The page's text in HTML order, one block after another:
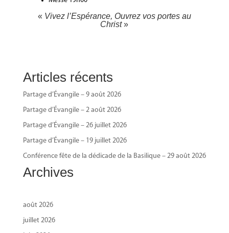
« Vivez l’Espérance, Ouvrez vos portes au
Christ»
Articles récents
Partage d’Évangile – 9 août 2026
Partage d’Évangile – 2 août 2026
Partage d’Évangile – 26 juillet 2026
Partage d’Évangile – 19 juillet 2026
Conférence fête de la dédicade de la Basilique – 29 août 2026
Archives
août 2026
juillet 2026